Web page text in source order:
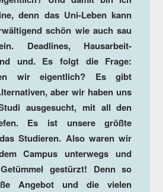
denn das Uni-Leben kann
schön wie auch sau
Deadlines, Hausarbeit-
und. Es folgt die Frage:
wir eigentlich? Es gibt
aber wir haben uns
ausgesucht, mit all den
Es ist unsere größte
Studieren. Also waren wir
Campus unterwegs und
gestürzt! Denn so
Angebot und die vielen